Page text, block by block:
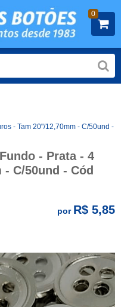
0
- Tam 20"/12,70mm - C/50und -
- Prata - 4
C/50und - Cód
por R$ 5,85